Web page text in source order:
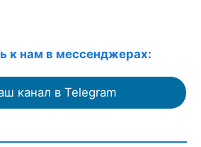
к нам в мессенджерах:
канал в Telegram